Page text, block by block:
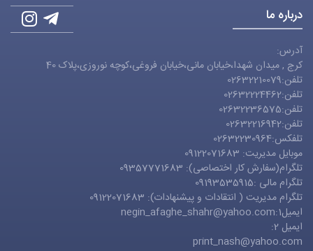
درباره ما
آدرس:
کرج , میدان شهدا،خیابان مانی،خیابان فروغی،کوچه نوروزی،پلاک 40
تلفن:02632210079
تلفن:02632224462
تلفن:02632236575
تلفن:02632216942
تلفکس:02632230964
موبایل مدیریت: 09122071683
تلگرام(سفارش کار اختصاصی): 09357771683
تلگرام مالی :09193535915
تلگرام مدیریت ( انتقادات و پیشنهادات): 09122071683
ایمیل1: negin_afaghe_shahr@yahoo.com
ایمیل 2:
print_nash@yahoo.com